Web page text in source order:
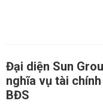
Đại diện Sun
nghĩa vụ tài
BĐS